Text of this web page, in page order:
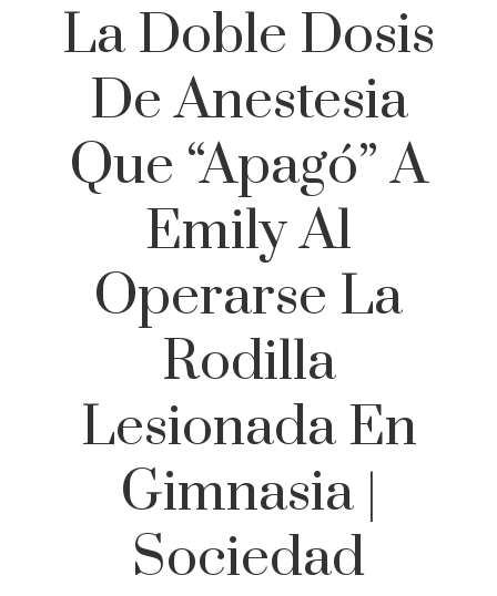
La Doble Dosis
De Anestesia
Que “apagó” A
Emily Al
Operarse La
Rodilla
Lesionada En
Gimnasia |
Sociedad